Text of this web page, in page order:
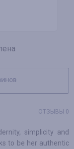
ОТЗЫВЫ 0
simplicity and
to be her authentic